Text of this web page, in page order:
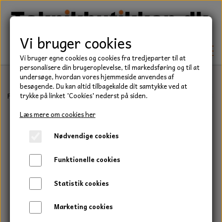
TEKNIK
KILEREMME
LEJER
PAKDÅSER
LÅSERINGE
BEFÆSTELSE
HAVE/PARK
UNIVERSALE REMME TIL PLÆNEKLIPPER OG
HAVETRAKTOR
TRAKTOR/ENTREPRENØR
Forside Befæstelse Bolte UNC Stålbolt
Vi bruger cookies
Vi bruger egne cookies og cookies fra tredjeparter til at
personalisere din brugeroplevelse, til markedsføring og til at
undersøge, hvordan vores hjemmeside anvendes af
besøgende. Du kan altid tilbagekalde dit samtykke ved at
trykke på linket 'Cookies' nederst på siden.
Læs mere om cookies her
Nødvendige cookies
Funktionelle cookies
Statistik cookies
Marketing cookies